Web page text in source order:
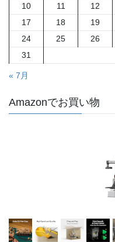
10
11 12
17
18 19
24
25 26
31
« 7月
Amazonでお買い物